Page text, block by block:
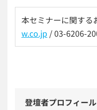
本セミナーに関する
w.co.jp / 03-6206-
登壇者プロフィール